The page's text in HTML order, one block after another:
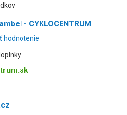
- CYKLOCENTRUM
hodnotenie